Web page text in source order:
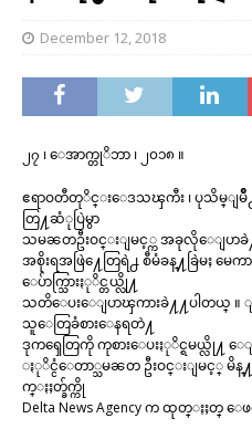
December 12, 2018
၂၇ ၊ ေအာက္တုိဘာ ၊ ၂၀၁၈ ။
ဧရာဝတီတုိင္းေဒသၾကီး ၊ ပုသိမ္ျမိဳ႕
တြ႔ဆံုပြဲမွာ
သမၼတဦးဝင္းျမင့္က အခုလိုေျပာ
အစိုးရအဖြဲ႔ေတြရဲ႕ စီမံခန္႔ခြဲမႈ မ
ေပ်ာက္သြားႏုိင္တယ္လို႔
သတိေပးေျပာၾကားခဲ႔႔ပါတယ္ ။
သူေတြခံစားေနရတဲ႔
ဒုကၡေတြကို ကုစားေပးႏုိင္ရမယ္လို႔ ေျ
ႏုိင္ငံေတာ္သမၼတ ဦးဝင္းျမင့္ မိန္
က္ႏႈတ္ခ်က္ကို
Delta News Agency က ထုတ္ႏႈတ္ ေဖၚ